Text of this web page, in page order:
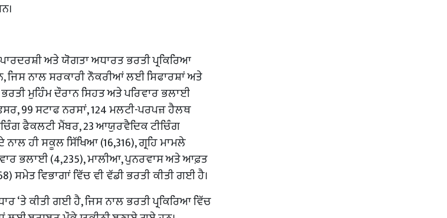
ਅਤੇ ਯੋਗਤਾ ਅਧਾਰਤ ਭਰਤੀ ਪ੍ਰਕਿਰਿਆ
ਜਿਸ ਨਾਲ ਸਰਕਾਰੀ ਨੌਕਰੀਆਂ ਲਈ ਸਿਫਾਰਸ਼ਾਂ ਅਤੇ
ਮੁਹਿੰਮ ਦੌਰਾਨ ਸਿਹਤ ਅਤੇ ਪਰਿਵਾਰ ਭਲਾਈ
99 ਸਟਾਫ ਨਰਸਾਂ, 124 ਮਲਟੀ-ਪਰਪਜ਼ ਹੈਲਥ
ਫੈਕਲਟੀ ਮੈਂਬਰ, 23 ਆਯੁਰਵੈਦਿਕ ਟੀਚਿੰਗ
ਹੀ ਸਕੂਲ ਸਿੱਖਿਆ (16,316), ਗ੍ਰਹਿ ਮਾਮਲੇ
ਭਲਾਈ (4,235), ਮਾਲੀਆ, ਪੁਨਰਵਾਸ ਅਤੇ ਆਫ਼ਤ
ਸਮੇਤ ਵਿਭਾਗਾਂ ਵਿੱਚ ਵੀ ਵੱਡੀ ਭਰਤੀ ਕੀਤੀ ਗਈ ਹੈ।
‘ਤੇ ਕੀਤੀ ਗਈ ਹੈ, ਜਿਸ ਨਾਲ ਭਰਤੀ ਪ੍ਰਕਿਰਿਆ ਵਿੱਚ